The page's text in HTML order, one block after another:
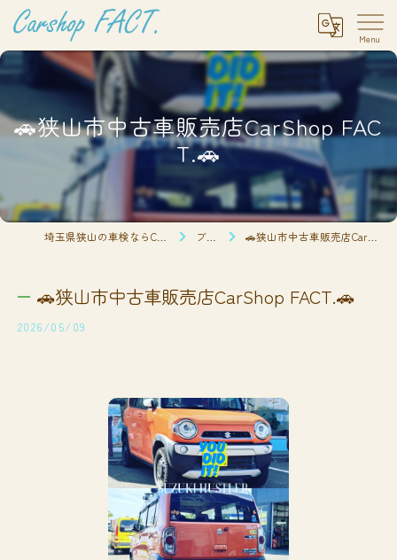
🚗狭山市中古車販売店CarShop FAC
T.🚗
ブログ 🚗狭山市中古車販売店CarShop FACT.🚗
🚗狭山市中古車販売店CarShop FACT.🚗
2026/05/09